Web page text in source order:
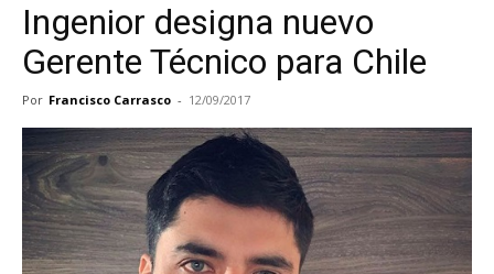
Ingenior designa nuevo
Gerente Técnico para Chile
Por Francisco Carrasco - 12/09/2017